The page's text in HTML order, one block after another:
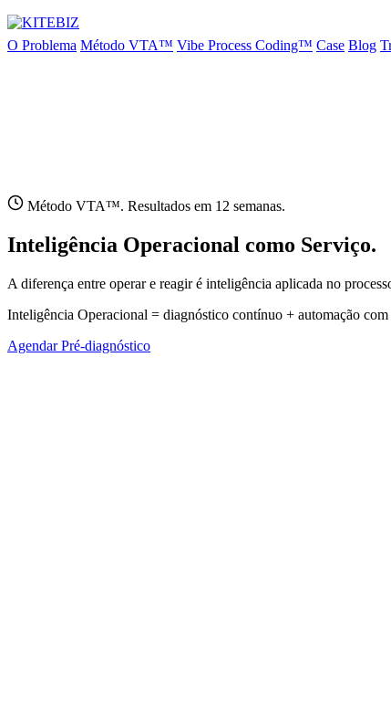
O Problema Método VTA™ Vibe Process Coding™ Case Blog
Método VTA™. Resultados em 12 semanas.
Inteligência Operacional como Serviço.
A diferença entre operar e reagir é inteligência aplicada no
Inteligência Operacional = diagnóstico contínuo + automação
Agendar Pré-diagnóstico